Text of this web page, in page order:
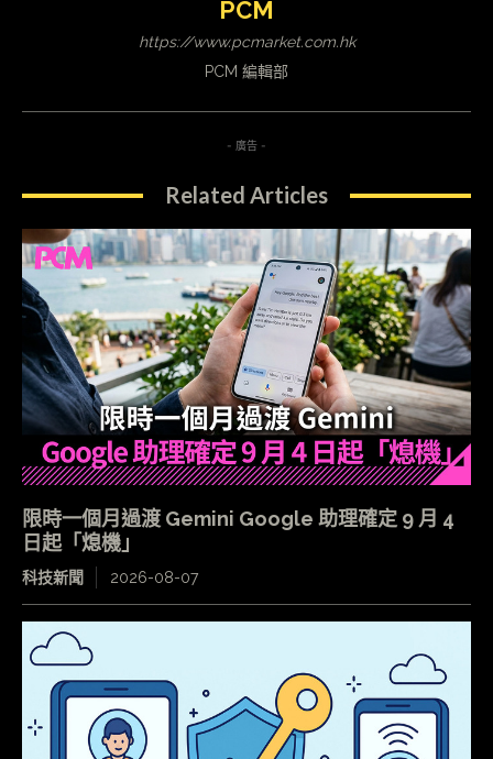
PCM
https://www.pcmarket.com.hk
PCM 編輯部
- 廣告 -
Related Articles
限時一個月過渡 Gemini Google 助理確定 9 月 4
日起「熄機」
科技新聞 2026-08-07